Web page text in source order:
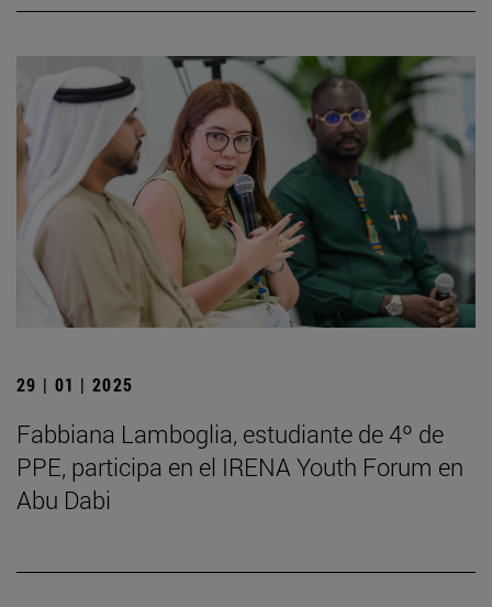
29 | 01 | 2025
Fabbiana Lamboglia, estudiante de 4º de
PPE, participa en el IRENA Youth Forum en
Abu Dabi